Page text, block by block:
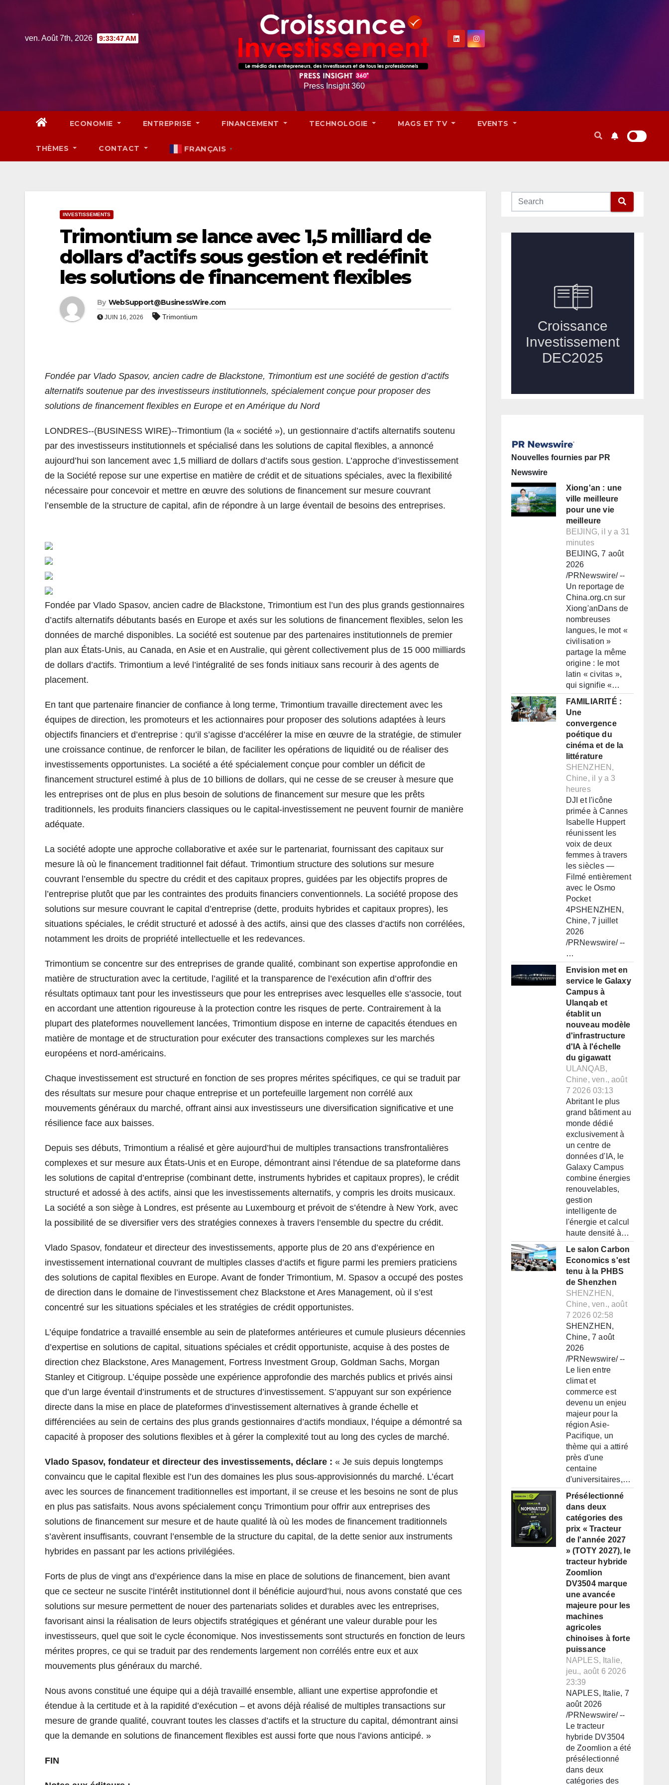
contentven. Août 7th, 2026 9:33:48 AM
Press Insight 360
ECONOMIE ENTREPRISE FINANCEMENT TECHNOLOGIE MAGS ET TV EVENTS
THÈMES CONTACT FRANÇAIS ▼
INVESTISSEMENTS
Trimontium se lance avec 1,5 milliard de
dollars d’actifs sous gestion et redéfinit
les solutions de financement flexibles
By WebSupport@BusinessWire.com
JUIN 16, 2026 Trimontium
Fondée par Vlado Spasov, ancien cadre de Blackstone, Trimontium est une société de gestion d’actifs
alternatifs soutenue par des investisseurs institutionnels, spécialement conçue pour proposer des
solutions de financement flexibles en Europe et en Amérique du Nord
LONDRES--(BUSINESS WIRE)--Trimontium (la « société »), un gestionnaire d’actifs alternatifs soutenu
par des investisseurs institutionnels et spécialisé dans les solutions de capital flexibles, a annoncé
aujourd’hui son lancement avec 1,5 milliard de dollars d’actifs sous gestion. L’approche d’investissement
de la Société repose sur une expertise en matière de crédit et de situations spéciales, avec la flexibilité
nécessaire pour concevoir et mettre en œuvre des solutions de financement sur mesure couvrant
l’ensemble de la structure de capital, afin de répondre à un large éventail de besoins des entreprises.
Fondée par Vlado Spasov, ancien cadre de Blackstone, Trimontium est l’un des plus grands gestionnaires
d’actifs alternatifs débutants basés en Europe et axés sur les solutions de financement flexibles, selon les
données de marché disponibles. La société est soutenue par des partenaires institutionnels de premier
plan aux États-Unis, au Canada, en Asie et en Australie, qui gèrent collectivement plus de 15 000 milliards
de dollars d’actifs. Trimontium a levé l’intégralité de ses fonds initiaux sans recourir à des agents de
placement.
En tant que partenaire financier de confiance à long terme, Trimontium travaille directement avec les
équipes de direction, les promoteurs et les actionnaires pour proposer des solutions adaptées à leurs
objectifs financiers et d’entreprise : qu’il s’agisse d’accélérer la mise en œuvre de la stratégie, de stimuler
une croissance continue, de renforcer le bilan, de faciliter les opérations de liquidité ou de réaliser des
investissements opportunistes. La société a été spécialement conçue pour combler un déficit de
financement structurel estimé à plus de 10 billions de dollars, qui ne cesse de se creuser à mesure que
les entreprises ont de plus en plus besoin de solutions de financement sur mesure que les prêts
traditionnels, les produits financiers classiques ou le capital-investissement ne peuvent fournir de manière
adéquate.
La société adopte une approche collaborative et axée sur le partenariat, fournissant des capitaux sur
mesure là où le financement traditionnel fait défaut. Trimontium structure des solutions sur mesure
couvrant l’ensemble du spectre du crédit et des capitaux propres, guidées par les objectifs propres de
l’entreprise plutôt que par les contraintes des produits financiers conventionnels. La société propose des
solutions sur mesure couvrant le capital d’entreprise (dette, produits hybrides et capitaux propres), les
situations spéciales, le crédit structuré et adossé à des actifs, ainsi que des classes d’actifs non corrélées,
notamment les droits de propriété intellectuelle et les redevances.
Trimontium se concentre sur des entreprises de grande qualité, combinant son expertise approfondie en
matière de structuration avec la certitude, l’agilité et la transparence de l’exécution afin d’offrir des
résultats optimaux tant pour les investisseurs que pour les entreprises avec lesquelles elle s’associe, tout
en accordant une attention rigoureuse à la protection contre les risques de perte. Contrairement à la
plupart des plateformes nouvellement lancées, Trimontium dispose en interne de capacités étendues en
matière de montage et de structuration pour exécuter des transactions complexes sur les marchés
européens et nord-américains.
Chaque investissement est structuré en fonction de ses propres mérites spécifiques, ce qui se traduit par
des résultats sur mesure pour chaque entreprise et un portefeuille largement non corrélé aux
mouvements généraux du marché, offrant ainsi aux investisseurs une diversification significative et une
résilience face aux baisses.
Depuis ses débuts, Trimontium a réalisé et gère aujourd’hui de multiples transactions transfrontalières
complexes et sur mesure aux États-Unis et en Europe, démontrant ainsi l’étendue de sa plateforme dans
les solutions de capital d’entreprise (combinant dette, instruments hybrides et capitaux propres), le crédit
structuré et adossé à des actifs, ainsi que les investissements alternatifs, y compris les droits musicaux.
La société a son siège à Londres, est présente au Luxembourg et prévoit de s’étendre à New York, avec
la possibilité de se diversifier vers des stratégies connexes à travers l’ensemble du spectre du crédit.
Vlado Spasov, fondateur et directeur des investissements, apporte plus de 20 ans d’expérience en
investissement international couvrant de multiples classes d’actifs et figure parmi les premiers praticiens
des solutions de capital flexibles en Europe. Avant de fonder Trimontium, M. Spasov a occupé des postes
de direction dans le domaine de l’investissement chez Blackstone et Ares Management, où il s’est
concentré sur les situations spéciales et les stratégies de crédit opportunistes.
L’équipe fondatrice a travaillé ensemble au sein de plateformes antérieures et cumule plusieurs décennies
d’expertise en solutions de capital, situations spéciales et crédit opportuniste, acquise à des postes de
direction chez Blackstone, Ares Management, Fortress Investment Group, Goldman Sachs, Morgan
Stanley et Citigroup. L’équipe possède une expérience approfondie des marchés publics et privés ainsi
que d’un large éventail d’instruments et de structures d’investissement. S’appuyant sur son expérience
directe dans la mise en place de plateformes d’investissement alternatives à grande échelle et
différenciées au sein de certains des plus grands gestionnaires d’actifs mondiaux, l’équipe a démontré sa
capacité à proposer des solutions flexibles et à gérer la complexité tout au long des cycles de marché.
Vlado Spasov, fondateur et directeur des investissements, déclare : « Je suis depuis longtemps
convaincu que le capital flexible est l’un des domaines les plus sous-approvisionnés du marché. L’écart
avec les sources de financement traditionnelles est important, il se creuse et les besoins ne sont de plus
en plus pas satisfaits. Nous avons spécialement conçu Trimontium pour offrir aux entreprises des
solutions de financement sur mesure et de haute qualité là où les modes de financement traditionnels
s’avèrent insuffisants, couvrant l’ensemble de la structure du capital, de la dette senior aux instruments
hybrides en passant par les actions privilégiées.
Forts de plus de vingt ans d’expérience dans la mise en place de solutions de financement, bien avant
que ce secteur ne suscite l’intérêt institutionnel dont il bénéficie aujourd’hui, nous avons constaté que ces
solutions sur mesure permettent de nouer des partenariats solides et durables avec les entreprises,
favorisant ainsi la réalisation de leurs objectifs stratégiques et générant une valeur durable pour les
investisseurs, quel que soit le cycle économique. Nos investissements sont structurés en fonction de leurs
mérites propres, ce qui se traduit par des rendements largement non corrélés entre eux et aux
mouvements plus généraux du marché.
Nous avons constitué une équipe qui a déjà travaillé ensemble, alliant une expertise approfondie et
étendue à la certitude et à la rapidité d’exécution – et avons déjà réalisé de multiples transactions sur
mesure de grande qualité, couvrant toutes les classes d’actifs et la structure du capital, démontrant ainsi
que la demande en solutions de financement flexibles est aussi forte que nous l’avions anticipé. »
FIN
Nouvelles fournies par PR
Newswire
Xiong'an : une
ville meilleure
pour une vie
meilleure
BEIJING, il y a 31
minutes
BEIJING, 7 août
2026
/PRNewswire/ --
Un reportage de
China.org.cn sur
Xiong'anDans de
nombreuses
langues, le mot «
civilisation »
partage la même
origine : le mot
latin « civitas »,
qui signifie «…
FAMILIARITÉ :
Une
convergence
poétique du
cinéma et de la
littérature
SHENZHEN,
Chine, il y a 3
heures
DJI et l'icône
primée à Cannes
Isabelle Huppert
réunissent les
voix de deux
femmes à travers
les siècles —
Filmé entièrement
avec le Osmo
Pocket
4PSHENZHEN,
Chine, 7 juillet
2026
/PRNewswire/ --
…
Envision met en
service le Galaxy
Campus à
Ulanqab et
établit un
nouveau modèle
d'infrastructure
d'IA à l'échelle
du gigawatt
ULANQAB,
Chine, ven., août
7 2026 03:13
Abritant le plus
grand bâtiment au
monde dédié
exclusivement à
un centre de
données d'IA, le
Galaxy Campus
combine énergies
renouvelables,
gestion
intelligente de
l'énergie et calcul
haute densité à…
Le salon Carbon
Economics s'est
tenu à la PHBS
de Shenzhen
SHENZHEN,
Chine, ven., août
7 2026 02:58
SHENZHEN,
Chine, 7 août
2026
/PRNewswire/ --
Le lien entre
climat et
commerce est
devenu un enjeu
majeur pour la
région Asie-
Pacifique, un
thème qui a attiré
près d'une
centaine
d'universitaires,…
Présélectionné
dans deux
catégories des
prix « Tracteur
de l'année 2027
» (TOTY 2027), le
tracteur hybride
Zoomlion
DV3504 marque
une avancée
majeure pour les
machines
agricoles
chinoises à forte
puissance
NAPLES, Italie,
jeu., août 6 2026
23:39
NAPLES, Italie, 7
août 2026
/PRNewswire/ --
Le tracteur
hybride DV3504
de Zoomlion a été
présélectionné
dans deux
catégories des